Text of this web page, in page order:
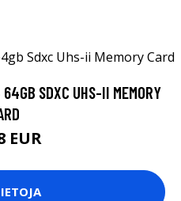
SDXC UHS-II MEMORY
EUR